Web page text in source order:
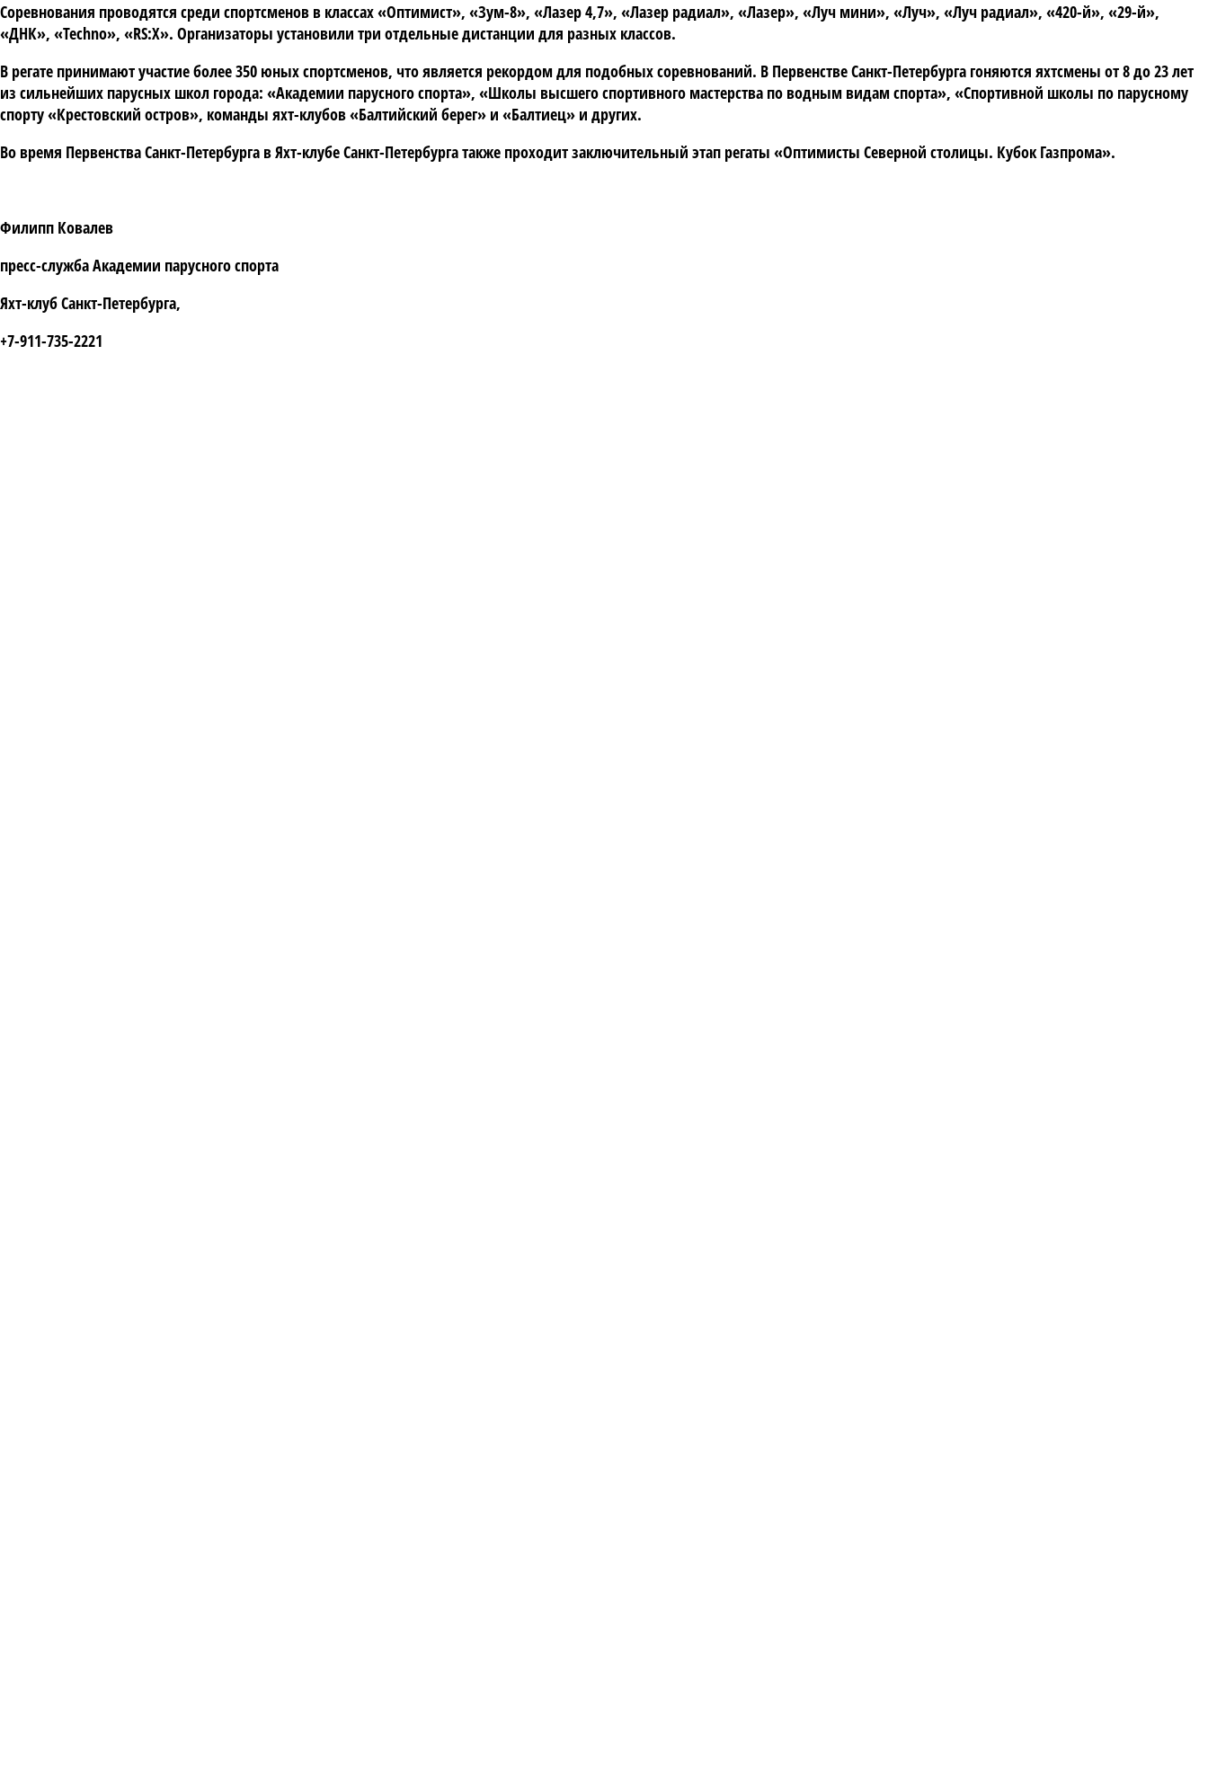
Соревнования проводятся среди спортсменов в классах «Оптимист», «Зум-8», «Лазер 4,7», «Лазер радиал», «Лазер», «Луч мини», «Луч», «Луч радиал», «420-й», «29-й»,
«ДНК», «Techno», «RS:X». Организаторы установили три отдельные дистанции для разных классов.
В регате принимают участие более 350 юных спортсменов, что является рекордом для подобных соревнований. В Первенстве Санкт-Петербурга гоняются яхтсмены от 8 до 23 лет
из сильнейших парусных школ города: «Академии парусного спорта», «Школы высшего спортивного мастерства по водным видам спорта», «Спортивной школы по парусному
спорту «Крестовский остров», команды яхт-клубов «Балтийский берег» и «Балтиец» и других.
Во время Первенства Санкт-Петербурга в Яхт-клубе Санкт-Петербурга также проходит заключительный этап регаты «Оптимисты Северной столицы. Кубок Газпрома».
Филипп Ковалев
пресс-служба Академии парусного спорта
Яхт-клуб Санкт-Петербурга,
+7-911-735-2221